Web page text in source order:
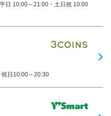
10:00～21:00・土日祝 10:00
日10:00～20:30